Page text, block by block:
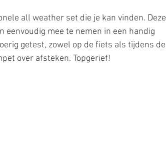
all weather set die je kan vinden. Deze
mee te nemen in een handig
getest, zowel op de fiets als tijdens de
over afsteken. Topgerief!